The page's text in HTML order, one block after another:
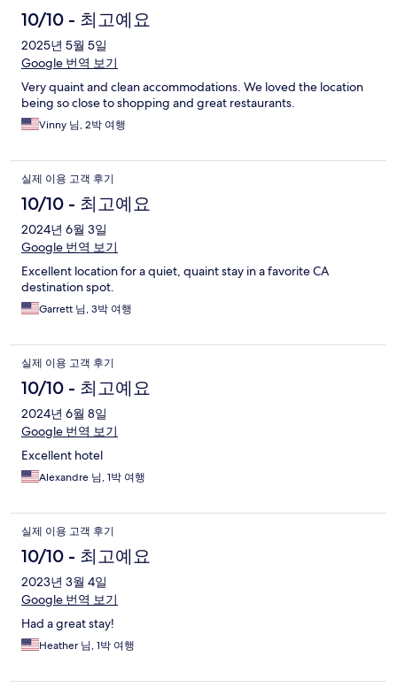
10/10 - 최고예요
2025년 5월 5일
Google 번역 보기
Very quaint and clean accommodations. We loved the location
being so close to shopping and great restaurants.
Vinny 님, 2박 여행
실제 이용 고객 후기
10/10 - 최고예요
2024년 6월 3일
Google 번역 보기
Excellent location for a quiet, quaint stay in a favorite CA
destination spot.
Garrett 님, 3박 여행
실제 이용 고객 후기
10/10 - 최고예요
2024년 6월 8일
Google 번역 보기
Excellent hotel
Alexandre 님, 1박 여행
실제 이용 고객 후기
10/10 - 최고예요
2023년 3월 4일
Google 번역 보기
Had a great stay!
Heather 님, 1박 여행